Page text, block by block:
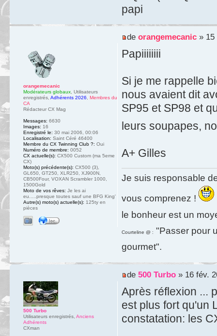
papi
de orangemecanic» 15
Papiiiiiiii
Si je me rappelle
nous avaient dit
SP95 et SP98 et
leurs soupapes,
A+ Gilles
Je suis responsable
vous comprenez !
le bonheur est un
Courteline @ : "Passer pour
gourmet".
orangemecanic
Modérateurs globaux, Utilisateurs
enregistrés, Adhérents 2026, Membres du
CA
Rédacteur CX Mag
Messages: 6630
Images: 16
Enregistré le: 30 mai 2006, 00:06
Localisation: Saint Céré 46400
Membre du CX Twinning Club ?: Oui
Numéro de membre: 0052
CX actuelle(s): CX500 Custom (ma 5eme
CX)
Moto(s) précédente(s): CX500 (3),
GL650, GT250, XLR250, XJ900N,
CB500Four, VOXAN Scrambler 1000,
1500Gold
Moto de vos rêves: Je les ai
eu.....presque toutes sauf une BFG King'
Autre(s) moto(s) actuelle(s): 125ty en
pièces
de 500 Turbo» 16 fév.
Après réflexion ...
est plus fort qu'un
constatation: les
500 Turbo
Utilisateurs enregistrés Anciens
Adhérents
CXman